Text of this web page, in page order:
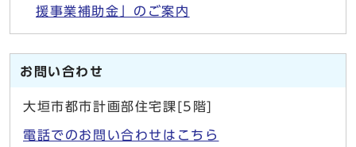
援事業補助金」のご案内
お問い合わせ
大垣市都市計画部住宅課[5階]
電話でのお問い合わせはこちら